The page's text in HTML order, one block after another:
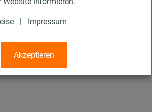
| Impressum
Akzeptieren